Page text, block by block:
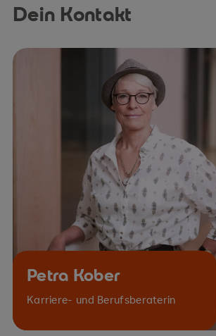
Dein Kontakt
Petra Kober
Karriere- und Berufsberaterin